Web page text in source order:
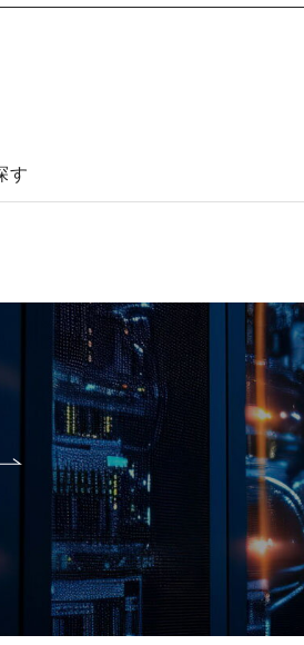
す